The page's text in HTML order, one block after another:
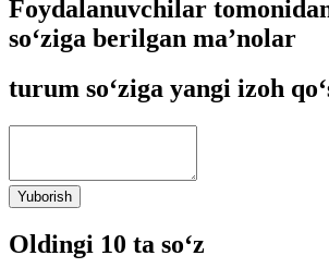
Foydalanuvchilar
so‘ziga berilgan ma’nolar
turum so‘ziga yangi izoh
Yuborish
Oldingi 10 ta so‘z